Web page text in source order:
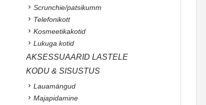
Scrunchie/patsikumm
Telefonikott
Kosmeetikakotid
Lukuga kotid
AKSESSUAARID LASTELE
KODU & SISUSTUS
Lauamängud
Majapidamine